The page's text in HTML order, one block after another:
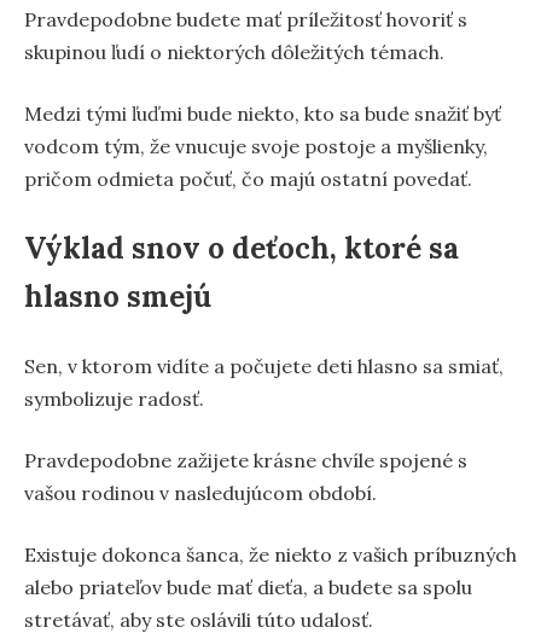
Pravdepodobne budete mať príležitosť hovoriť s
skupinou ľudí o niektorých dôležitých témach.
Medzi tými ľuďmi bude niekto, kto sa bude snažiť byť
vodcom tým, že vnucuje svoje postoje a myšlienky,
pričom odmieta počuť, čo majú ostatní povedať.
Výklad snov o deťoch, ktoré sa
hlasno smejú
Sen, v ktorom vidíte a počujete deti hlasno sa smiať,
symbolizuje radosť.
Pravdepodobne zažijete krásne chvíle spojené s
vašou rodinou v nasledujúcom období.
Existuje dokonca šanca, že niekto z vašich príbuzných
alebo priateľov bude mať dieťa, a budete sa spolu
stretávať, aby ste oslávili túto udalosť.